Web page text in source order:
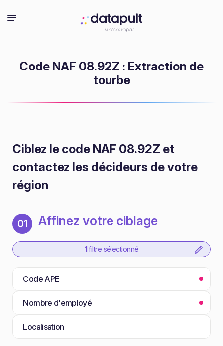
Code NAF 08.92Z : Extraction de
tourbe
Ciblez le code NAF 08.92Z et
contactez les décideurs de votre
région
01 Affinez votre ciblage
1 filtre sélectionné
Code APE
Nombre d'employé
Localisation